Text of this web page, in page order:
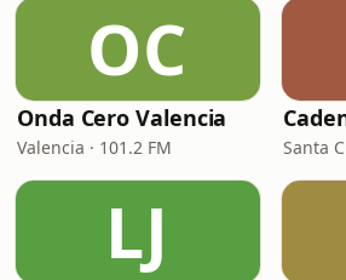
OC
Onda Cero Valencia
Valencia · 101.2 FM
LJ